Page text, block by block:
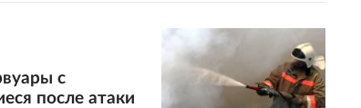
с
после атаки